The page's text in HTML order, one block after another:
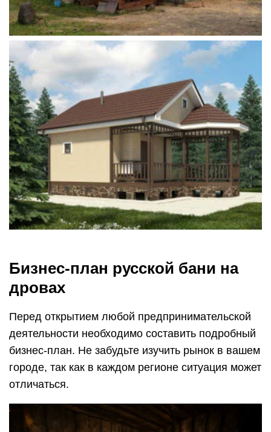
Бизнес-план русской бани на
дровах
Перед открытием любой предпринимательской
деятельности необходимо составить подробный
бизнес-план. Не забудьте изучить рынок в вашем
городе, так как в каждом регионе ситуация может
отличаться.